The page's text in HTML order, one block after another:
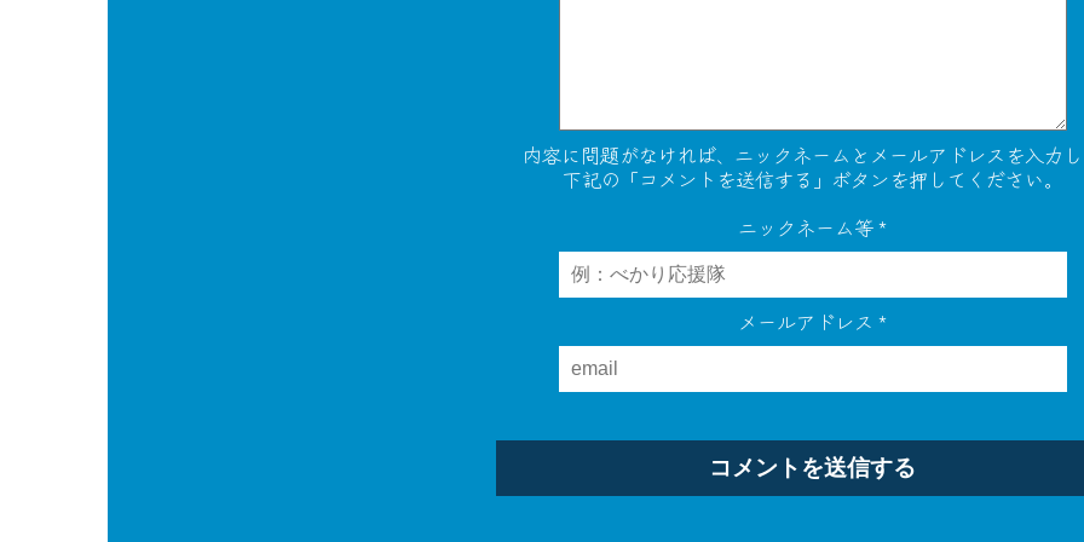
内容に問題がなければ、ニックネームとメールアドレスを入力
下記の「コメントを送信する」ボタンを押してください。
ニックネーム等*
メールアドレス*